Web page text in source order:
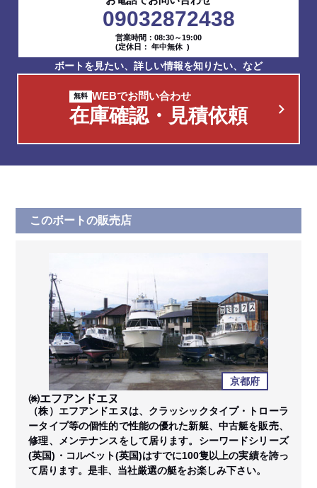
09032872438
営業時間：08:30～19:00
(定休日： 年中無休 )
ボートを見たい、詳しい情報を知りたい、など
WEBでお問い合わせ
在庫確認・見積依頼
このボートの販売店
京都府
㈱エフアンドエヌ
（株）エフアンドエヌは、クラッシックタイプ・トローラ
ータイプ等の個性的で性能の優れた新艇、中古艇を販売、
修理、メンテナンスをして居ります。シーワードシリーズ
(英国)・コルベット(英国)はすでに100隻以上の実績を誇っ
て居ります。是非、当社厳選の艇をお楽しみ下さい。